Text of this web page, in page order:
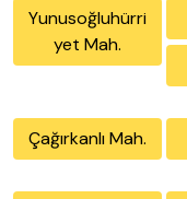
Yunusoğluhürri
yet Mah.
Çağırkanlı Mah.